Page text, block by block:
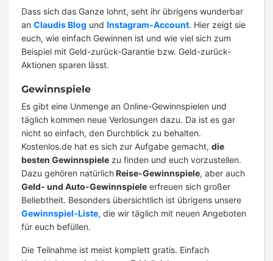
Dass sich das Ganze lohnt, seht ihr übrigens wunderbar
an Claudis Blog und Instagram-Account. Hier zeigt sie
euch, wie einfach Gewinnen ist und wie viel sich zum
Beispiel mit Geld-zurück-Garantie bzw. Geld-zurück-
Aktionen sparen lässt.
Gewinnspiele
Es gibt eine Unmenge an Online-Gewinnspielen und
täglich kommen neue Verlosungen dazu. Da ist es gar
nicht so einfach, den Durchblick zu behalten.
Kostenlos.de hat es sich zur Aufgabe gemacht, die
besten Gewinnspiele zu finden und euch vorzustellen.
Dazu gehören natürlichReise-Gewinnspiele, aber auch
Geld- und Auto-Gewinnspiele erfreuen sich großer
Beliebtheit. Besonders übersichtlich ist übrigens unsere
Gewinnspiel-Liste, die wir täglich mit neuen Angeboten
für euch befüllen.
Die Teilnahme ist meist komplett gratis. Einfach